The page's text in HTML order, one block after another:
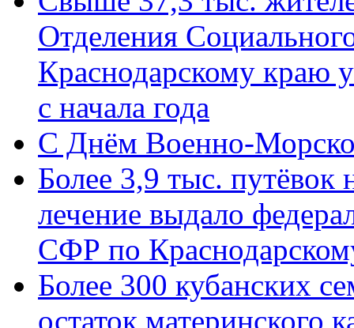
Отделения
Краснодарскому краю
с начала года
C Днём Военно-
Более 3,9 тыс. путёвок
лечение выдало
СФР по
Более 300 кубанских
остаток материнского